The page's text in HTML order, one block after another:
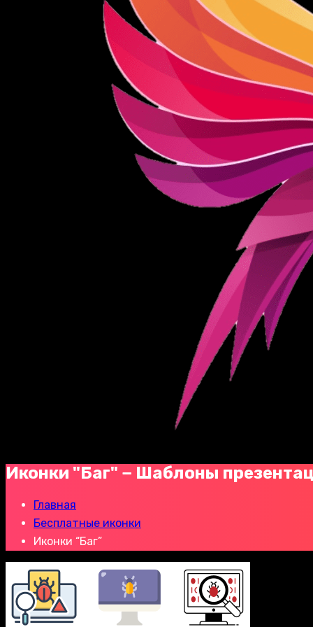
Иконки "Баг" − Шаблоны
Главная
Бесплатные иконки
Иконки “Баг”